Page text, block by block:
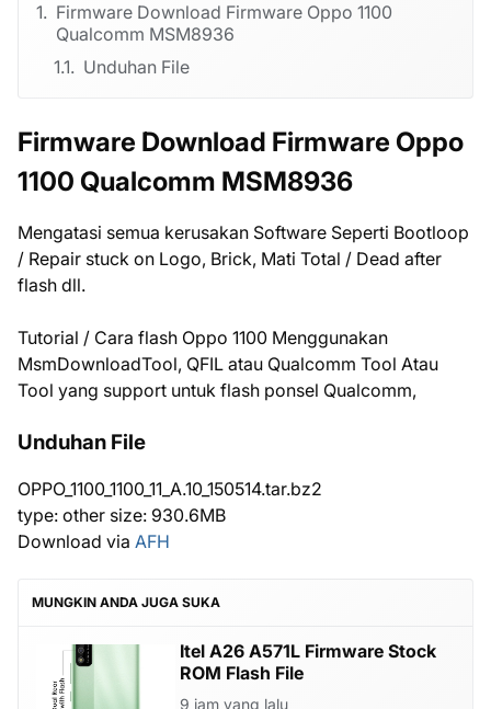
Firmware Download Firmware Oppo 1100
Qualcomm MSM8936
Unduhan File
Firmware Download Firmware Oppo
1100 Qualcomm MSM8936
Mengatasi semua kerusakan Software Seperti Bootloop
/ Repair stuck on Logo, Brick, Mati Total / Dead after
flash dll.
Tutorial / Cara flash Oppo 1100 Menggunakan
MsmDownloadTool, QFIL atau Qualcomm Tool Atau
Tool yang support untuk flash ponsel Qualcomm,
Unduhan File
OPPO_1100_1100_11_A.10_150514.tar.bz2
type: other size: 930.6MB
Download via AFH
MUNGKIN ANDA JUGA SUKA
Itel A26 A571L Firmware Stock
ROM Flash File
9 jam yang lalu